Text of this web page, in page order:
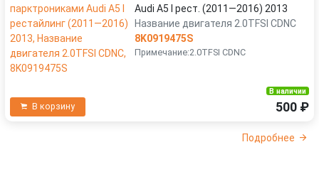
Audi A5 I рест. (2011—2016) 2013
Название двигателя 2.0TFSI CDNC
8K0919475S
Примечание:2.0TFSI CDNC
В корзину
В наличии
500 ₽
Подробнее